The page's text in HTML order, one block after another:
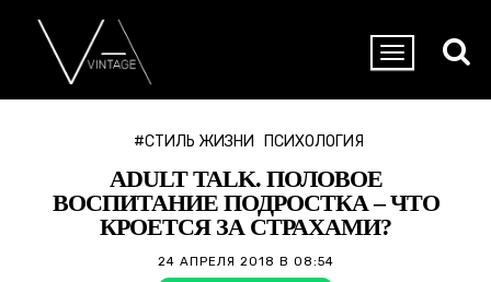
#СТИЛЬ ЖИЗНИ ПСИХОЛОГИЯ
ADULT TALK. ПОЛОВОЕ
ВОСПИТАНИЕ ПОДРОСТКА – ЧТО
КРОЕТСЯ ЗА СТРАХАМИ?
24 АПРЕЛЯ 2018 В 08:54